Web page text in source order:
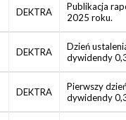
DEKTRA
Publikacja
2025 roku.
DEKTRA
Dzień
dywidendy
DEKTRA
Pierwszy
dywidendy